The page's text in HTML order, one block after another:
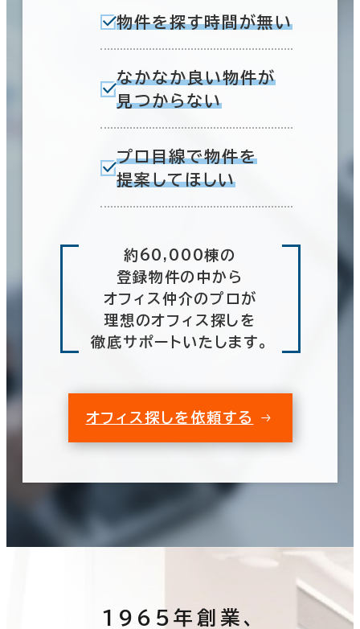
物件を探す時間が無い
なかなか良い物件が
見つからない
プロ目線で物件を
提案してほしい
約60,000棟の
登録物件の中から
オフィス仲介のプロが
理想のオフィス探しを
徹底サポートいたします。
オフィス探しを依頼する
1965年創業、